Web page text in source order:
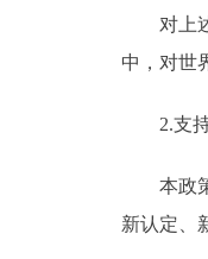
对上述
中，对世
2.支持
本政策
新认定、